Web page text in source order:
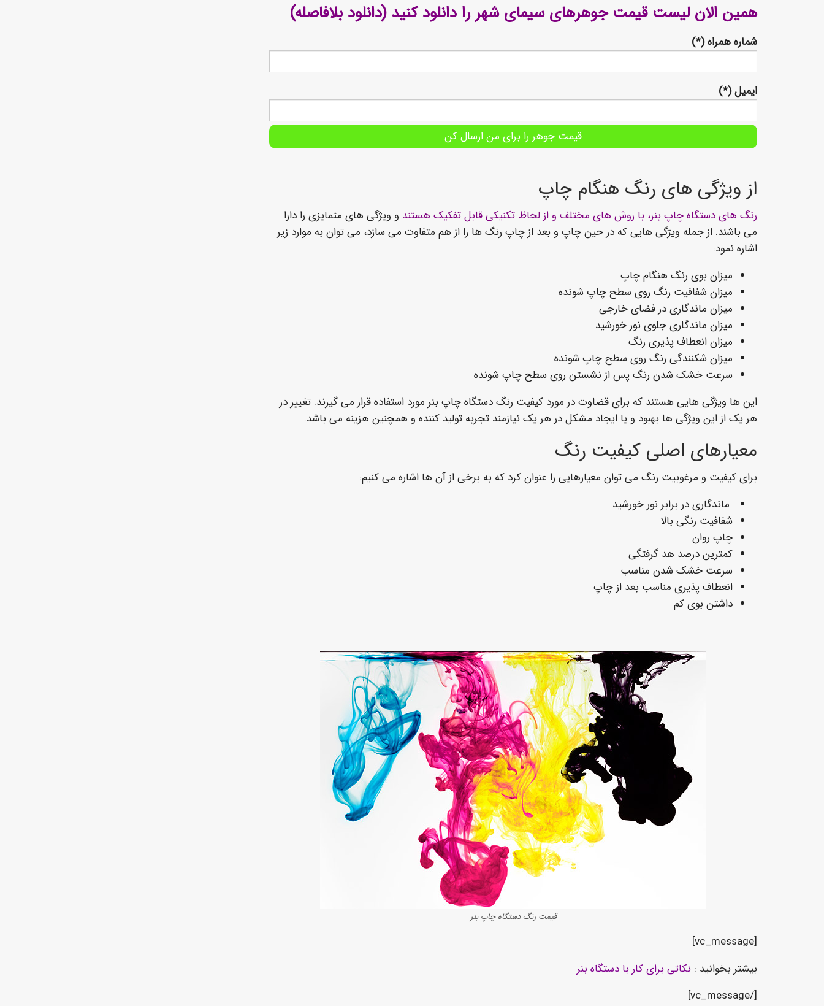
همین الان لیست قیمت جوهرهای سیمای شهر را دانلود کنید (دانلود بلافاصله)
شماره همراه (*)
ایمیل (*)
از ویژگی های رنگ هنگام چاپ
رنگ های دستگاه چاپ بنر، با روش های مختلف و از لحاظ تکنیکی قابل تفکیک هستند و ویژگی های متمایزی را دارا
می باشند. از جمله ویژگی هایی که در حین چاپ و بعد از چاپ رنگ ها را از هم متفاوت می سازد، می توان به موارد زیر
اشاره نمود:
میزان بوی رنگ هنگام چاپ
میزان شفافیت رنگ روی سطح چاپ شونده
میزان ماندگاری در فضای خارجی
میزان ماندگاری جلوی نور خورشید
میزان انعطاف پذیری رنگ
میزان شکنندگی رنگ روی سطح چاپ شونده
سرعت خشک شدن رنگ پس از نشستن روی سطح چاپ شونده
این ها ویژگی هایی هستند که برای قضاوت در مورد کیفیت رنگ دستگاه چاپ بنر مورد استفاده قرار می گیرند. تغییر در
هر یک از این ویژگی ها بهبود و یا ایجاد مشکل در هر یک نیازمند تجربه تولید کننده و همچنین هزینه می باشد.
معیارهای اصلی کیفیت رنگ
برای کیفیت و مرغوبیت رنگ می توان معیارهایی را عنوان کرد که به برخی از آن ها اشاره می کنیم:
ماندگاری در برابر نور خورشید
شفافیت رنگی بالا
چاپ روان
کمترین درصد هد گرفتگی
سرعت خشک شدن مناسب
انعطاف پذیری مناسب بعد از چاپ
داشتن بوی کم
قیمت رنگ دستگاه چاپ بنر
[vc_message]
بیشتر بخوانید : نکاتی برای کار با دستگاه بنر
[/vc_message]